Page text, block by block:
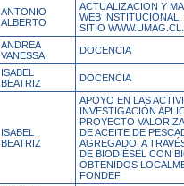
ANTONIO
ALBERTO
ACTUALIZACION Y
WEB INSTITUCIONAL,
SITIO WWW.UMAG.CL.
ANDREA
VANESSA
DOCENCIA
ISABEL
BEATRIZ
DOCENCIA
ISABEL
BEATRIZ
APOYO EN LAS
INVESTIGACIÓN
PROYECTO
DE ACEITE DE
AGREGADO, A
DE BIODIÉSEL CON
OBTENIDOS
FONDEF